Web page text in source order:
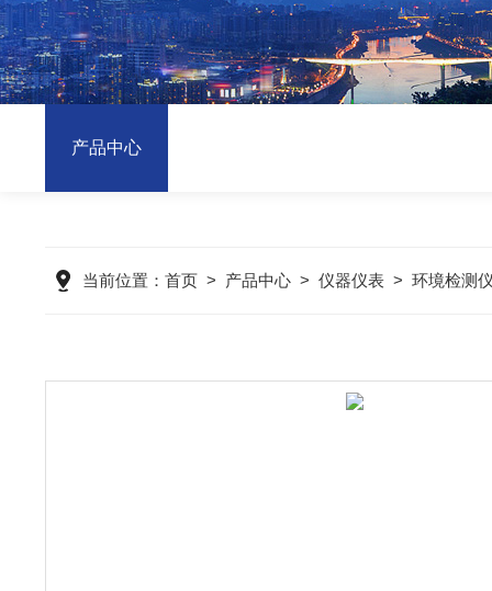
产品中心
当前位置： 首页> 产品中心> 仪器仪表> 环境检测